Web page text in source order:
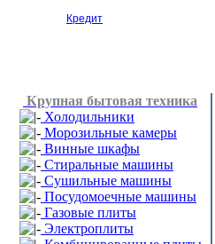
Кредит
Крупная бытовая техника
Холодильники
Морозильные камеры
Винные шкафы
Стиральные машины
Сушильные машины
Посудомоечные машины
Газовые плиты
Электроплиты